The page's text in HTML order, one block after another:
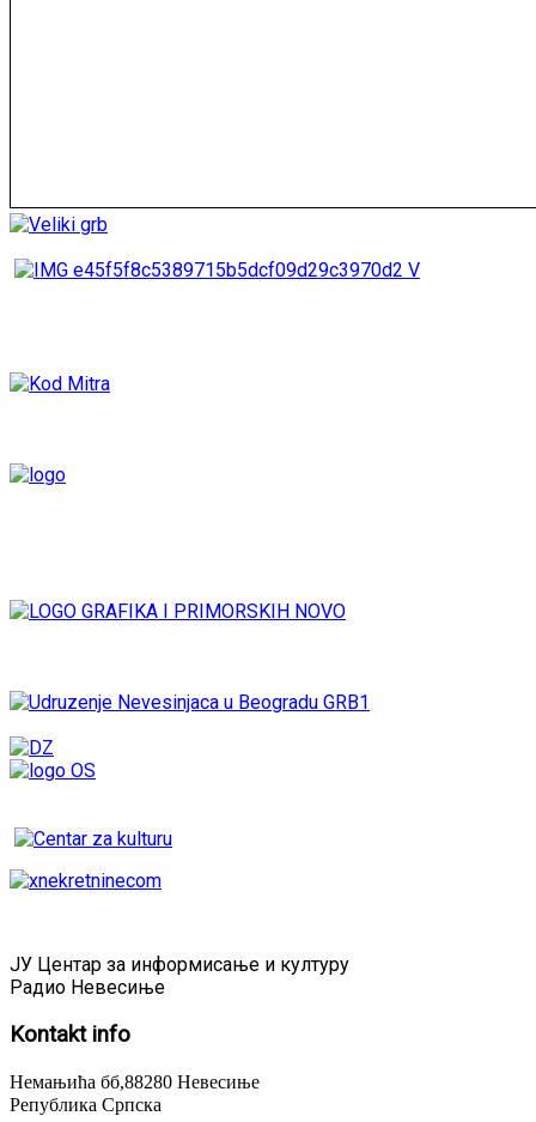
ЈУ Центар за информисање и културу
Радио Невесиње
Kontaktinfo
Немањића бб,88280 Невесиње
Република Српска